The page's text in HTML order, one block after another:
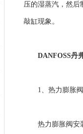
压的湿蒸汽，然后
敲缸现象。
DANFOSS丹
1、热力膨胀阀
热力膨胀阀安装